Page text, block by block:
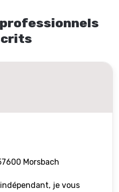
Morsbach
je vous